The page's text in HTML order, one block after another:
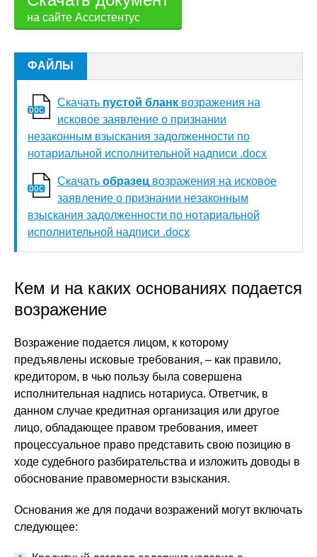
на сайте Ассистентус
ФАЙЛЫ
Скачать пустой бланк возражения на
исковое заявление о признании
незаконным взыскания задолженности по
нотариальной исполнительной надписи .docx
Скачать образец возражения на исковое
заявление о признании незаконным
взыскания задолженности по нотариальной
исполнительной надписи .docx
Кем и на каких основаниях подается
возражение
Возражение подается лицом, к которому
предъявлены исковые требования, – как правило,
кредитором, в чью пользу была совершена
исполнительная надпись нотариуса. Ответчик, в
данном случае кредитная организация или другое
лицо, обладающее правом требования, имеет
процессуальное право представить свою позицию в
ходе судебного разбирательства и изложить доводы в
обоснование правомерности взыскания.
Основания же для подачи возражений могут включать
следующее: